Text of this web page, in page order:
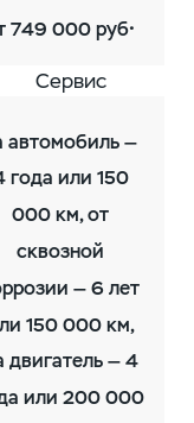
749 000 руб.
автомобиль —
года или 150
000 км, от
сквозной
— 6 лет
150 000 км,
двигатель — 4
или 200 000